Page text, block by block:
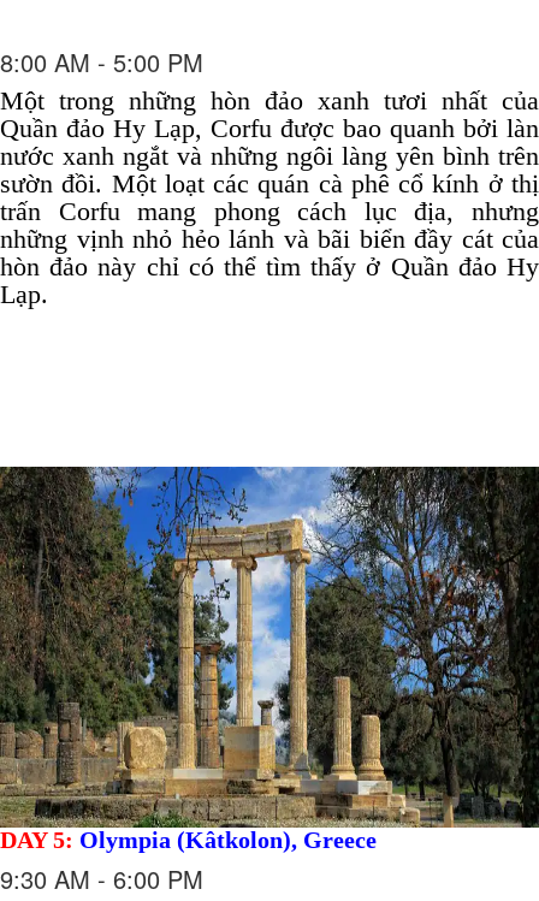
8:00 AM - 5:00 PM
Một trong những hòn đảo xanh tươi nhất của
Quần đảo Hy Lạp, Corfu được bao quanh bởi làn
nước xanh ngắt và những ngôi làng yên bình trên
sườn đồi. Một loạt các quán cà phê cổ kính ở thị
trấn Corfu mang phong cách lục địa, nhưng
những vịnh nhỏ hẻo lánh và bãi biển đầy cát của
hòn đảo này chỉ có thể tìm thấy ở Quần đảo Hy
Lạp.
DAY 5: Olympia (Kâtkolon), Greece
9:30 AM - 6:00 PM